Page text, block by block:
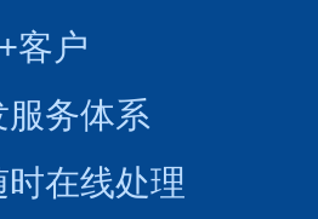
客户
务体系
在线处理